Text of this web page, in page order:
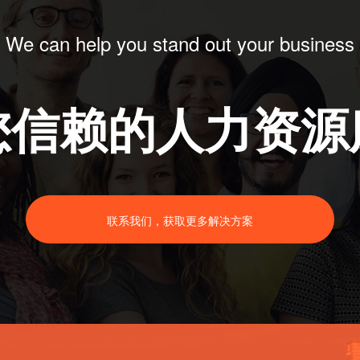
We can help you stand out your business
赖的人力资
联系我们，获取更多解决方案